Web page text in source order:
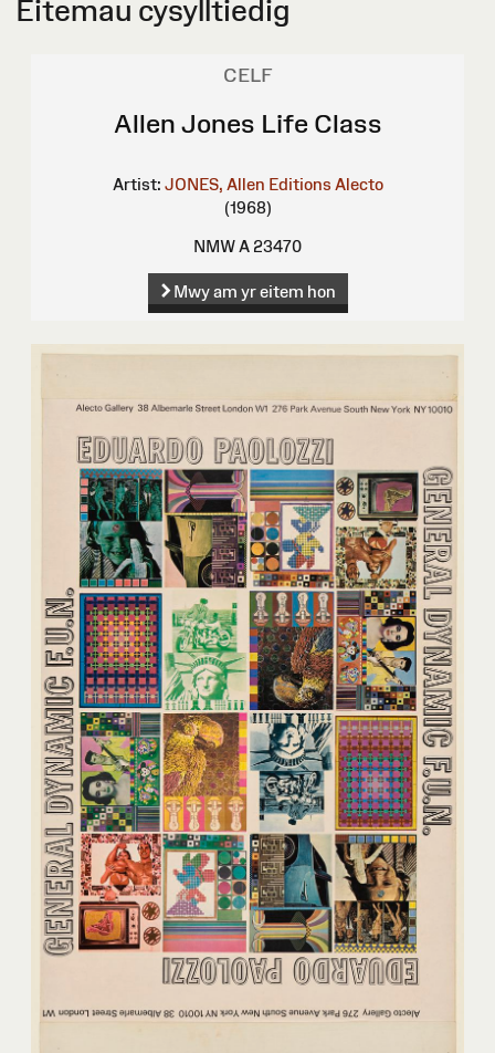
Eitemau cysylltiedig
CELF
Allen Jones Life Class
Artist: JONES, Allen Editions Alecto
(1968)
NMW A 23470
Mwy am yr eitem hon